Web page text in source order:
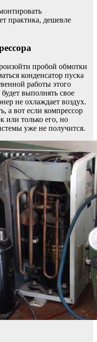
практика, дешевле
пробой обмотки
конденсатор пуска
работы этого
выполнять свое
не охлаждает воздух.
а вот если компрессор
или только его, но
уже не получится.